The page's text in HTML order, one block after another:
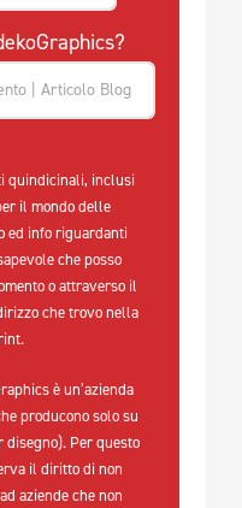
quindicinali, inclusi
il mondo delle
ed info riguardanti
che posso
o attraverso il
che trovo nella
è un’azienda
producono solo su
disegno). Per questo
il diritto di non
aziende che non